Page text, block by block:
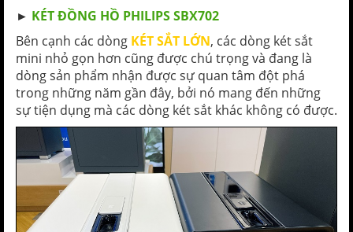
► KÉT ĐỒNG HỒ PHILIPS SBX702
Bên cạnh các dòng KÉT SẮT LỚN, các dòng két sắt
mini nhỏ gọn hơn cũng được chú trọng và đang là
dòng sản phẩm nhận được sự quan tâm đột phá
trong những năm gần đây, bởi nó mang đến những
sự tiện dụng mà các dòng két sắt khác không có được.